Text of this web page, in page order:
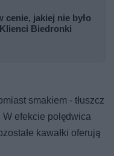
cenie, jakiej nie było
Biedronki
smakiem - tłuszcz
efekcie polędwica
kawałki oferują